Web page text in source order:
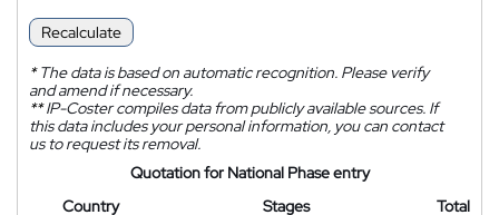
Recalculate
*The data is based on automatic recognition. Please verify
and amend if necessary.
**IP-Coster compiles data from publicly available sources. If
this data includes your personal information, you can contact
us to request its removal.
Quotation for National Phase entry
Country
Stages Total